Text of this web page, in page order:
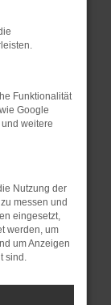
deine
Funktionalität
Google
weitere
Nutzung der
messen und
eingesetzt,
werden, um
um Anzeigen
sind.